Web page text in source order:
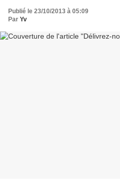
Publié le 23/10/2013 à 05:09
Par Yv